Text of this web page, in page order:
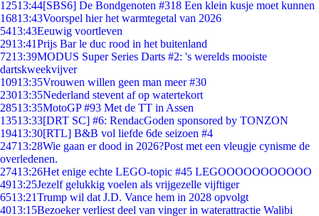
12513:44[SBS6] De Bondgenoten #318 Een klein kusje moet kunnen
16813:43Voorspel hier het warmtegetal van 2026
5413:43Eeuwig voortleven
2913:41Prijs Bar le duc rood in het buitenland
7213:39MODUS Super Series Darts #2: 's werelds mooiste
dartskweekvijver
10913:35Vrouwen willen geen man meer #30
23013:35Nederland stevent af op watertekort
28513:35MotoGP #93 Met de TT in Assen
13513:33[DRT SC] #6: RendacGoden sponsored by TONZON
19413:30[RTL] B&B vol liefde 6de seizoen #4
24713:28Wie gaan er dood in 2026?Post met een vleugje cynisme de
overledenen.
27413:26Het enige echte LEGO-topic #45 LEGOOOOOOOOOOO
4913:25Jezelf gelukkig voelen als vrijgezelle vijftiger
6513:21Trump wil dat J.D. Vance hem in 2028 opvolgt
4013:15Bezoeker verliest deel van vinger in waterattractie Walibi